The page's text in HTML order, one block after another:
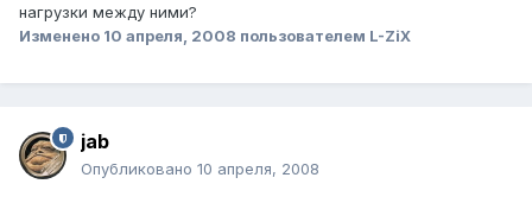
нагрузки между ними?
Изменено 10 апреля, 2008 пользователем L-ZiX
jab
Опубликовано 10 апреля, 2008